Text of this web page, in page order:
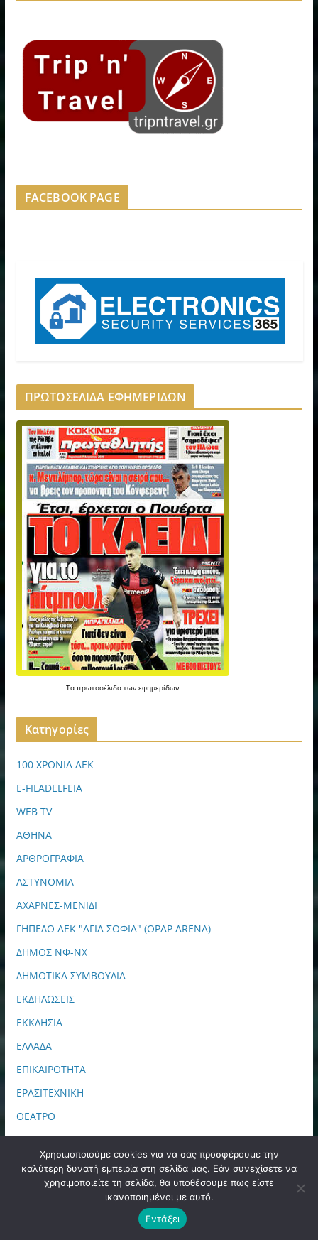
FACEBOOK PAGE
ΠΡΩΤΟΣΕΛΙΔΑ ΕΦΗΜΕΡΙΔΩΝ
Ταπρωτοσέλιδατωνεφημερίδων
Kατηγορίες
100 ΧΡΟΝΙΑ ΑΕΚ
E-FILADELFEIA
WEB TV
ΑΘΗΝΑ
ΑΡΘΡΟΓΡΑΦΙΑ
ΑΣΤΥΝΟΜΙΑ
ΑΧΑΡΝΕΣ-ΜΕΝΙΔΙ
ΓΗΠΕΔΟ ΑΕΚ "ΑΓΙΑ ΣΟΦΙΑ" (OPAP ARENA)
ΔΗΜΟΣ ΝΦ-ΝΧ
ΔΗΜΟΤΙΚΑ ΣΥΜΒΟΥΛΙΑ
ΕΚΔΗΛΩΣΕΙΣ
ΕΚΚΛΗΣΙΑ
ΕΛΛΑΔΑ
ΕΠΙΚΑΙΡΟΤΗΤΑ
ΕΡΑΣΙΤΕΧΝΙΚΗ
ΘΕΑΤΡΟ
ΚΑΤΑΓΓΕΛΙΕΣ
ΚΟΣΜΟΣ
ΜΕΤΑΜΟΡΦΩΣΗ
Χρησιμοποιούμε cookies για να σας προσφέρουμε την
καλύτερη δυνατή εμπειρία στη σελίδα μας. Εάν συνεχίσετε να
χρησιμοποιείτε τη σελίδα, θα υποθέσουμε πως είστε
ικανοποιημένοι με αυτό.
Εντάξει